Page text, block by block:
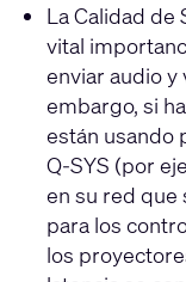
La Calidad de
vital
enviar audio y
embargo, si
están usando
Q-SYS (por
en su red que
para los
los